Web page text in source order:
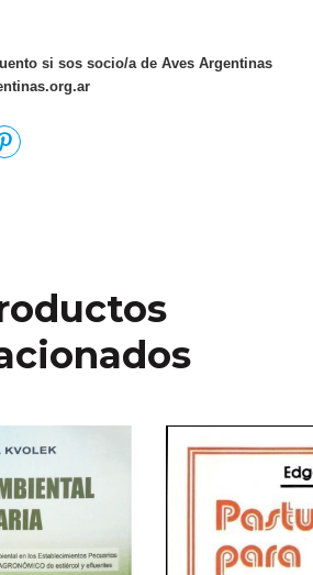
si sos socio/a de Aves Argentinas